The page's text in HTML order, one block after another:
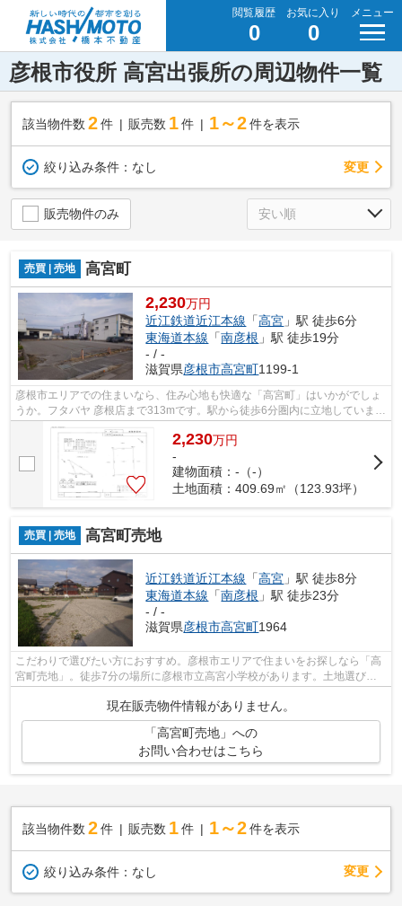
閲覧履歴
0
お気に入り
0
メニュー
彦根市役所 高宮出張所の周辺物件一覧
該当物件数 2件 販売数 1 件 1～2 件を表示
絞り込み条件： なし 変更
販売物件のみ
売買 | 売地 高宮町
2,230万円
近江鉄道近江本線 「高宮 」駅 徒歩6分
東海道本線 「南彦根 」駅 徒歩19分
- / -
滋賀県彦根市高宮町1199-1
彦根市エリアでの住まいなら、住み心地も快適な「高宮町」はいかがでしょ
うか。フタバヤ 彦根店まで313mです。駅から徒歩6分圏内に立地していま
す。株式会社 橋本不動産がオススメする...
2,230万円
-
建物面積：-（-）
土地面積：409.69㎡（123.93坪）
売買 | 売地 高宮町売地
近江鉄道近江本線 「高宮 」駅 徒歩8分
東海道本線 「南彦根 」駅 徒歩23分
- / -
滋賀県彦根市高宮町1964
こだわりで選びたい方におすすめ。彦根市エリアで住まいをお探しなら「高
宮町売地」。徒歩7分の場所に彦根市立高宮小学校があります。土地選びを
現在販売物件情報がありません。
「高宮町売地」への
お問い合わせはこちら
該当物件数 2件 販売数 1 件 1～2 件を表示
絞り込み条件： なし 変更